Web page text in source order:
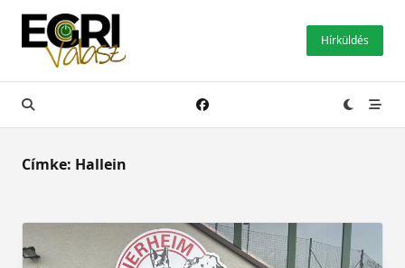
Skip
content
Hírküldés
Címke: Hallein